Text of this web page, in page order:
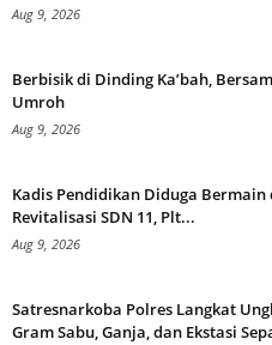
Aug 9, 2026
Berbisik di Dinding Ka’bah,
Umroh
Aug 9, 2026
Kadis Pendidikan Diduga
Revitalisasi SDN 11, Plt...
Aug 9, 2026
Satresnarkoba Polres Langkat
Gram Sabu, Ganja, dan Ekstasi